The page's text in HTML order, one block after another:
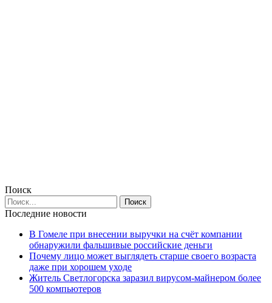
Поиск
Последние новости
В Гомеле при внесении выручки на счёт компании
обнаружили фальшивые российские деньги
Почему лицо может выглядеть старше своего возраста
даже при хорошем уходе
Житель Светлогорска заразил вирусом-майнером более
500 компьютеров